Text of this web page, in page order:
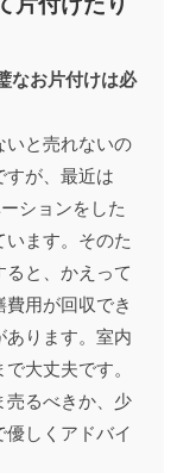
なお片付けは必
いと売れないの
が、最近は
ションをした
ます。そのた
と、かえって
用が回収でき
あります。室内
大丈夫です。
売るべきか、少
優しくアドバイ